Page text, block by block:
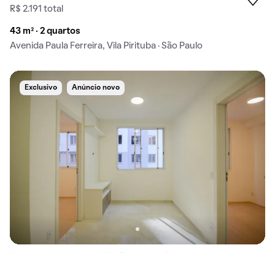
R$ 2.191 total
43 m² · 2 quartos
Avenida Paula Ferreira, Vila Pirituba · São Paulo
Exclusivo Anúncio novo